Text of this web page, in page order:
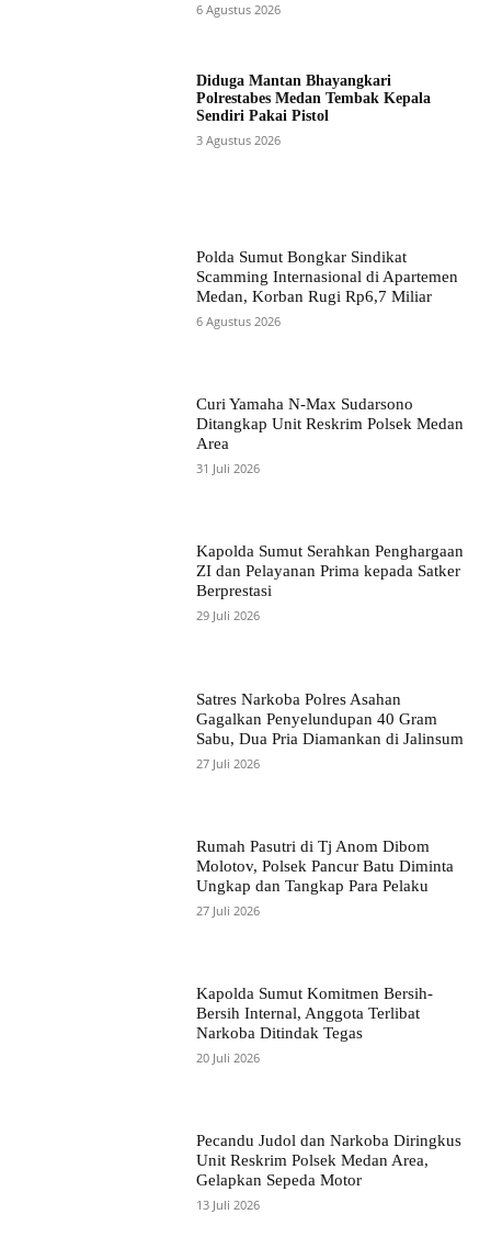
6 Agustus 2026
Diduga Mantan Bhayangkari
Polrestabes Medan Tembak Kepala
Sendiri Pakai Pistol
3 Agustus 2026
Polda Sumut Bongkar Sindikat
Scamming Internasional di Apartemen
Medan, Korban Rugi Rp6,7 Miliar
6 Agustus 2026
Curi Yamaha N-Max Sudarsono
Ditangkap Unit Reskrim Polsek Medan
Area
31 Juli 2026
Kapolda Sumut Serahkan Penghargaan
ZI dan Pelayanan Prima kepada Satker
Berprestasi
29 Juli 2026
Satres Narkoba Polres Asahan
Gagalkan Penyelundupan 40 Gram
Sabu, Dua Pria Diamankan di Jalinsum
27 Juli 2026
Rumah Pasutri di Tj Anom Dibom
Molotov, Polsek Pancur Batu Diminta
Ungkap dan Tangkap Para Pelaku
27 Juli 2026
Kapolda Sumut Komitmen Bersih-
Bersih Internal, Anggota Terlibat
Narkoba Ditindak Tegas
20 Juli 2026
Pecandu Judol dan Narkoba Diringkus
Unit Reskrim Polsek Medan Area,
Gelapkan Sepeda Motor
13 Juli 2026